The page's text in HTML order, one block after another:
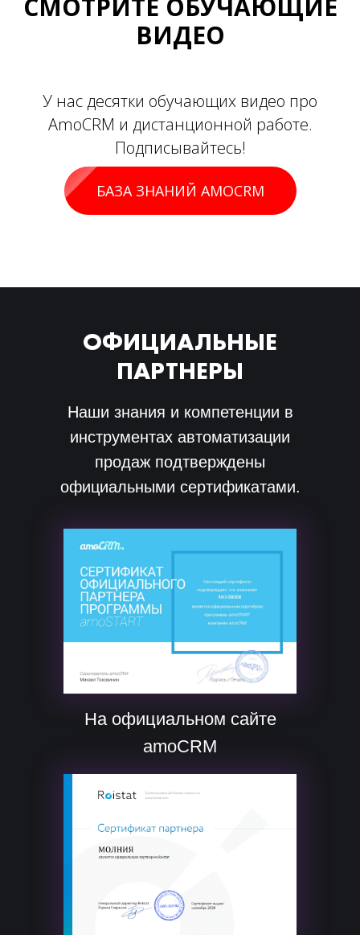
СМОТРИТЕ ОБУЧАЮЩИЕ
ВИДЕО
У нас десятки обучающих видео про
AmoCRM и дистанционной работе.
Подписывайтесь!
БАЗА ЗНАНИЙ AMOCRM
ОФИЦИАЛЬНЫЕ
ПАРТНЕРЫ
Наши знания и компетенции в
инструментах автоматизации
продаж подтверждены
официальными сертификатами.
На официальном сайте
amoCRM